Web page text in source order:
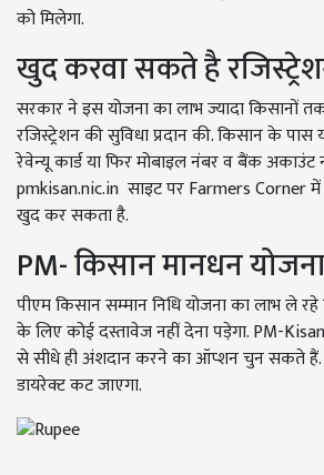
को मिलेगा.
खुद करवा सकते है
सरकार ने इस योजना का लाभ ज्यादा
रजिस्ट्रेशन की सुविधा प्रदान की. किसान के पास
रेवेन्यू कार्ड या फिर मोबाइल नंबर व बैंक अकाउंट
pmkisan.nic.in साइट पर Farmers Corner में
खुद कर सकता है.
PM- किसान मानधन
पीएम किसान सम्मान निधि योजना का लाभ ले
के लिए कोई दस्तावेज नहीं देना पड़ेगा. PM-
से सीधे ही अंशदान करने का ऑप्शन चुन सकते हैं.
डायरेक्ट कट जाएगा.